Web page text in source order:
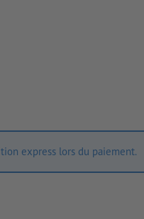
express lors du paiement.